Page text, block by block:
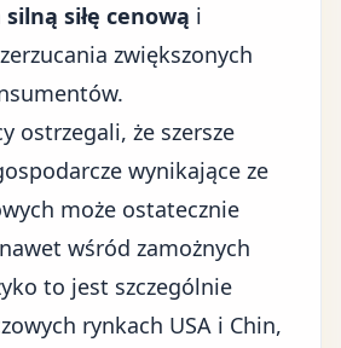
silną siłę cenową i
zwiększonych
ostrzegali, że szersze
wynikające ze
może ostatecznie
wśród zamożnych
to jest szczególnie
rynkach USA i Chin,